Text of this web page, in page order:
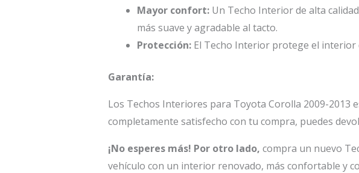
Mayor confort:Un Techo Interior de alta
más suave y agradable al tacto.
Protección:El Techo Interior protege el interior
Garantía:
Los Techos Interiores para Toyota Corolla 2009-2013
completamente satisfecho con tu compra, puedes
¡No esperes más! Por otro lado, compra un nuevo
vehículo con un interior renovado, más confortable y